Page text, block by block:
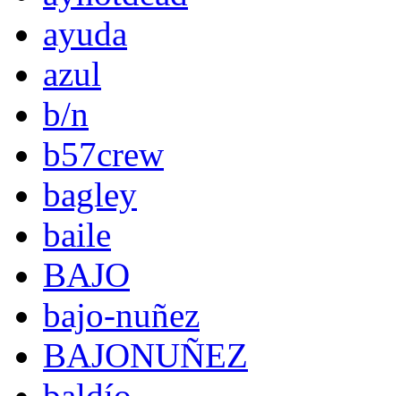
ayuda
azul
b/n
b57crew
bagley
baile
BAJO
bajo-nuñez
BAJONUÑEZ